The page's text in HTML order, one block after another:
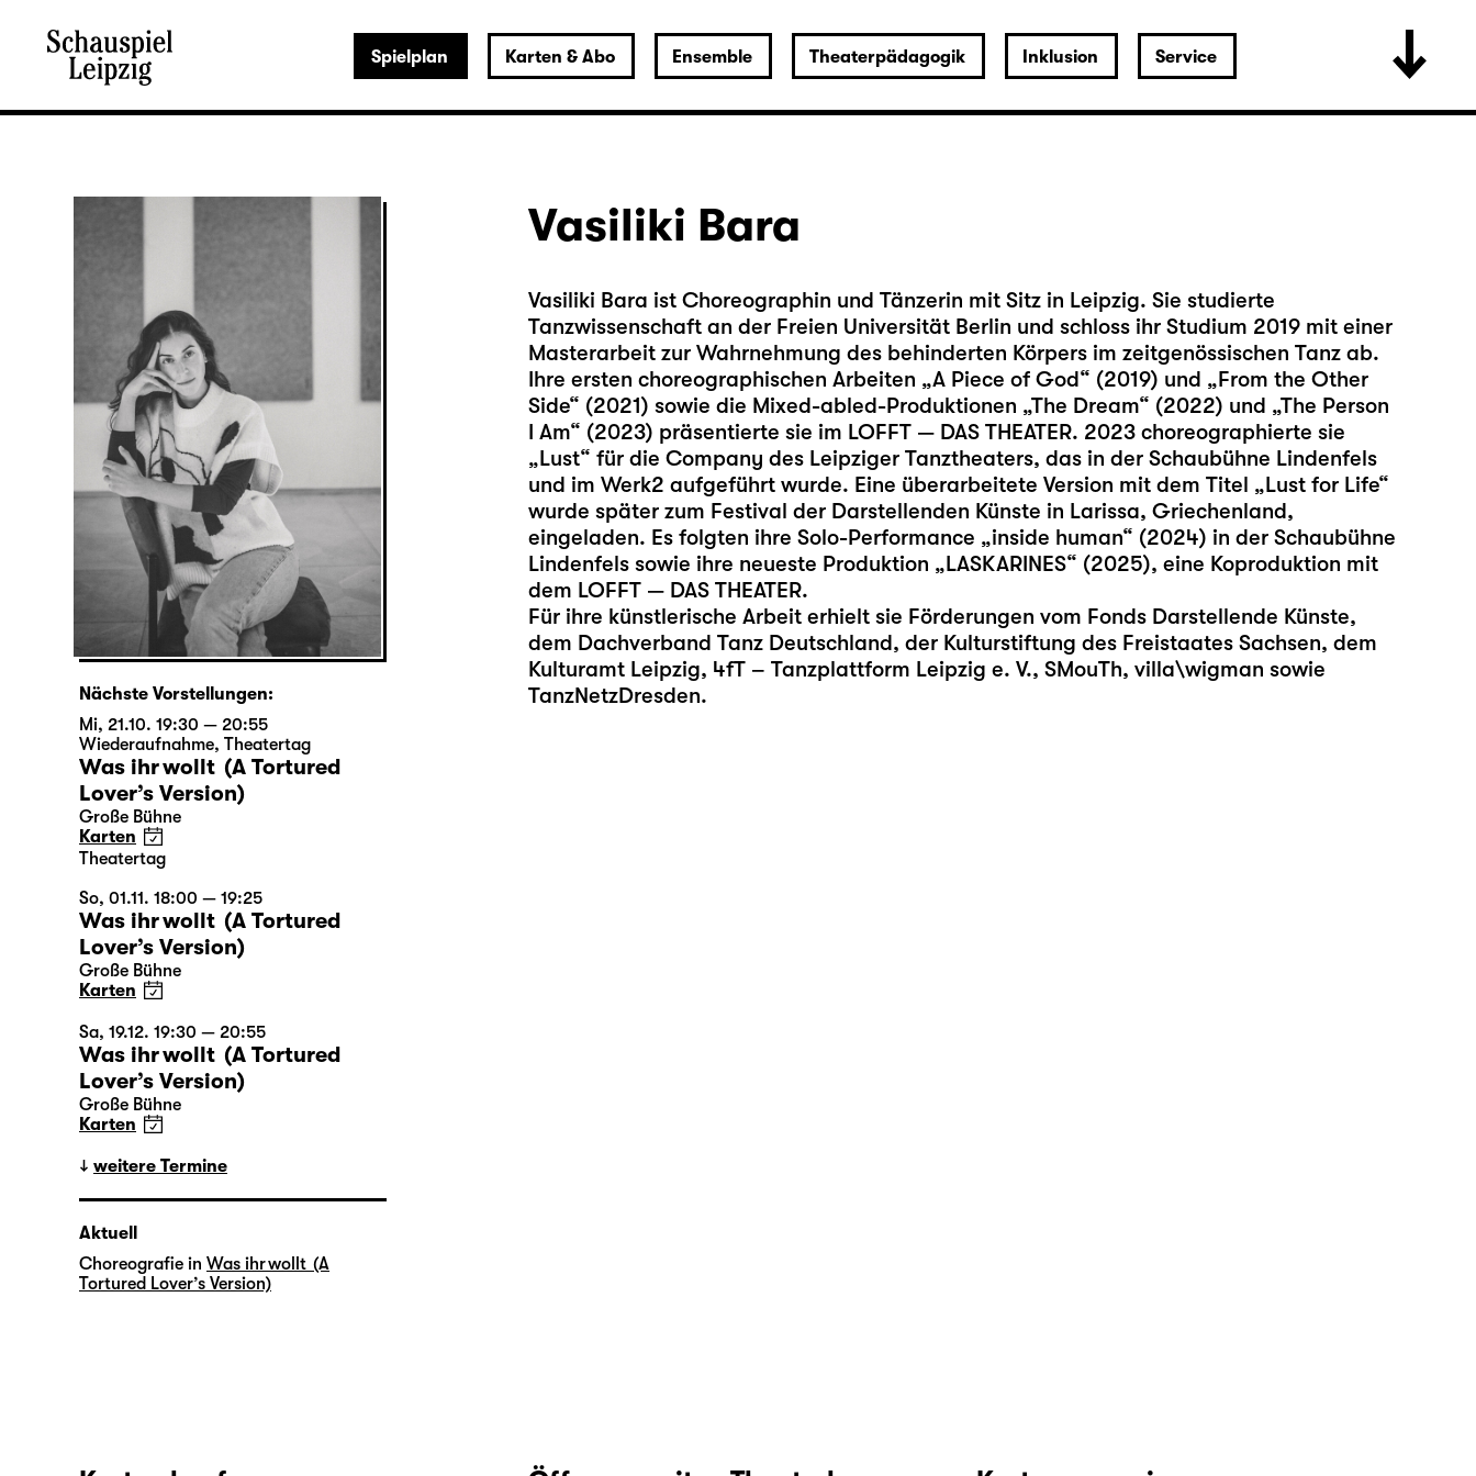
Spielplan Karten & Abo Ensemble Theaterpädagogik Inklusion Service
Vasiliki Bara
Vasiliki Bara ist Choreographin und Tänzerin mit Sitz in Leipzig. Sie studierte
Tanzwissenschaft an der Freien Universität Berlin und schloss ihr Studium 2019 mit einer
Masterarbeit zur Wahrnehmung des behinderten Körpers im zeitgenössischen Tanz ab.
Ihre ersten choreographischen Arbeiten „A Piece of God“ (2019) und „From the Other
Side“ (2021) sowie die Mixed-abled-Produktionen „The Dream“ (2022) und „The Person
I Am“ (2023) präsentierte sie im LOFFT — DAS THEATER. 2023 choreographierte sie
„Lust“ für die Company des Leipziger Tanztheaters, das in der Schaubühne Lindenfels
und im Werk2 aufgeführt wurde. Eine überarbeitete Version mit dem Titel „Lust for Life“
wurde später zum Festival der Darstellenden Künste in Larissa, Griechenland,
eingeladen. Es folgten ihre Solo-Performance „inside human“ (2024) in der Schaubühne
Lindenfels sowie ihre neueste Produktion „LASKARINES“ (2025), eine Koproduktion mit
dem LOFFT — DAS THEATER.
Für ihre künstlerische Arbeit erhielt sie Förderungen vom Fonds Darstellende Künste,
dem Dachverband Tanz Deutschland, der Kulturstiftung des Freistaates Sachsen, dem
Kulturamt Leipzig, 4fT – Tanzplattform Leipzig e. V., SMouTh, villa\wigman sowie
TanzNetzDresden.
Nächste Vorstellungen:
Mi, 21.10. 19:30 — 20:55
Wiederaufnahme, Theatertag
Was ihr wollt (A Tortured
Lover’s Version)
Große Bühne
Karten
Theatertag
So, 01.11. 18:00 — 19:25
Was ihr wollt (A Tortured
Lover’s Version)
Große Bühne
Karten
Sa, 19.12. 19:30 — 20:55
Was ihr wollt (A Tortured
Lover’s Version)
Große Bühne
Karten
weitere Termine
Aktuell
Choreografie in Was ihr wollt (A
Tortured Lover’s Version)